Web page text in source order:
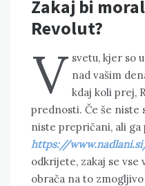
Zakaj bi
Revolut?
V svetu, kjer so
nad vašim
kdaj koli prej,
prednosti. Če še niste
niste prepričani, ali ga
https://
odkrijete, zakaj se vse
obrača na to